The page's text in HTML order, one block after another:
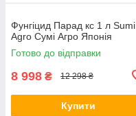
Фунгіцид Парад кс 1 л Sumi
Agro Сумі Агро Японія
Готово до відправки
8 998 ₴ 12 298 ₴
Купити